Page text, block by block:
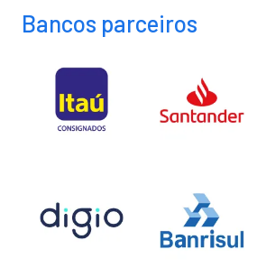
Bancos parceiros